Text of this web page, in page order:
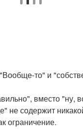
то" и
вместо "ну,
не содержит
ограничение.